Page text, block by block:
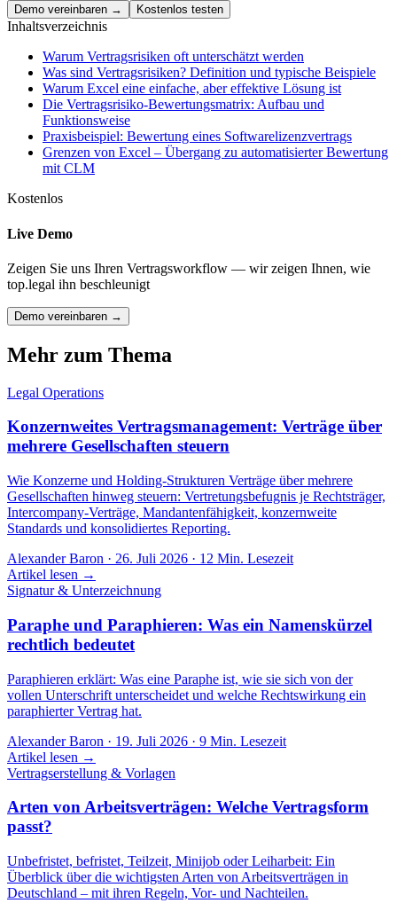
Demo vereinbaren → Kostenlos testen
Inhaltsverzeichnis
Warum Vertragsrisiken oft unterschätzt werden
Was sind Vertragsrisiken? Definition und typische Beispiele
Warum Excel eine einfache, aber effektive Lösung ist
Die Vertragsrisiko-Bewertungsmatrix: Aufbau und
Funktionsweise
Praxisbeispiel: Bewertung eines Softwarelizenzvertrags
Grenzen von Excel – Übergang zu automatisierter Bewertung
mit CLM
Kostenlos
Live Demo
Zeigen Sie uns Ihren Vertragsworkflow — wir zeigen Ihnen, wie
top.legal ihn beschleunigt
Demo vereinbaren →
Mehr zum Thema
Legal Operations
Konzernweites Vertragsmanagement: Verträge über
mehrere Gesellschaften steuern
Wie Konzerne und Holding-Strukturen Verträge über mehrere
Gesellschaften hinweg steuern: Vertretungsbefugnis je Rechtsträger,
Intercompany-Verträge, Mandantenfähigkeit, konzernweite
Standards und konsolidiertes Reporting.
Alexander Baron · 26. Juli 2026 · 12 Min. Lesezeit
Artikel lesen →
Signatur & Unterzeichnung
Paraphe und Paraphieren: Was ein Namenskürzel
rechtlich bedeutet
Paraphieren erklärt: Was eine Paraphe ist, wie sie sich von der
vollen Unterschrift unterscheidet und welche Rechtswirkung ein
paraphierter Vertrag hat.
Alexander Baron · 19. Juli 2026 · 9 Min. Lesezeit
Artikel lesen →
Vertragserstellung & Vorlagen
Arten von Arbeitsverträgen: Welche Vertragsform
passt?
Unbefristet, befristet, Teilzeit, Minijob oder Leiharbeit: Ein
Überblick über die wichtigsten Arten von Arbeitsverträgen in
Deutschland – mit ihren Regeln, Vor- und Nachteilen.